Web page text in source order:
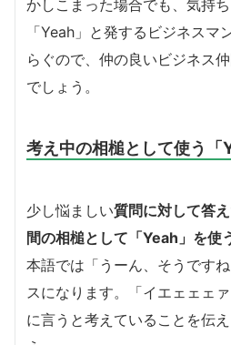
かしこまった場合でも、気持
「Yeah」と発するビジネスマ
らぐので、仲の良いビジネス
でしょう。
考え中の相槌として使う「
少し悩ましい質問に対して答
間の相槌として「Yeah」を使
本語では「うーん、そうです
スになります。「イエェェェ
に言うと考えていることを伝